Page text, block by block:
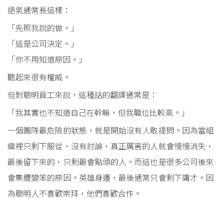
語氣通常長這樣：
「先照我說的做。」
「這是公司決定。」
「你不用知道原因。」
聽起來很有權威。
但對聰明員工來說，這種話的翻譯通常是：
「我其實也不知道自己在幹嘛，但我職位比較高。」
一個團隊最危險的狀態，就是開始沒有人敢提問。因為當組
織裡只剩下服從，沒有討論，真正厲害的人就會慢慢消失，
最後留下來的，只剩最會點頭的人。而這也是很多公司後來
會集體變笨的原因。英雄身邊，最後通常只會剩下庸才。因
為聰明人不喜歡崇拜，他們喜歡合作。